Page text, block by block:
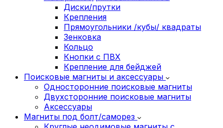
Диски/прутки
Крепления
Прямоугольники /кубы/ квадраты
Зенковка
Кольцо
Кнопки с ПВХ
Крепление для бейджей
Поисковые магниты и аксессуары
Односторонние поисковые магниты
Двухсторонние поисковые магниты
Аксессуары
Магниты под болт/саморез